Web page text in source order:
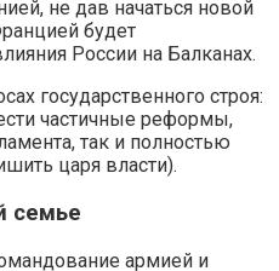
не дав начаться новой
будет
России на Балканах.
государственного строя:
частичные реформы,
так и полностью
царя власти).
семье
армией и